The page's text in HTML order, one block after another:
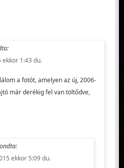
ekkor 1:43 du.
a fotót, amelyen az új, 2006-
már derékig fel van töltődve,
ekkor 5:09 du.